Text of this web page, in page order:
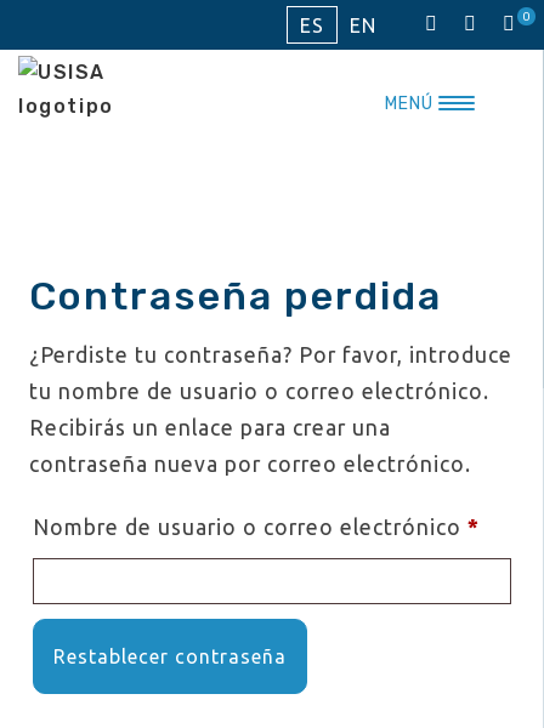
al
ES EN 0
MENÚ
Contraseña perdida
¿Perdiste tu contraseña? Por favor, introduce
tu nombre de usuario o correo electrónico.
Recibirás un enlace para crear una
contraseña nueva por correo electrónico.
Nombre de usuario o correo electrónico *
Restablecer contraseña